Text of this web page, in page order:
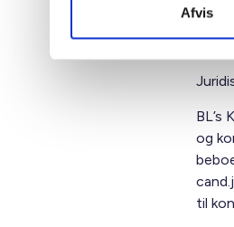
Afvis
BL’s
og
til